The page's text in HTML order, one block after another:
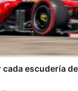
escudería